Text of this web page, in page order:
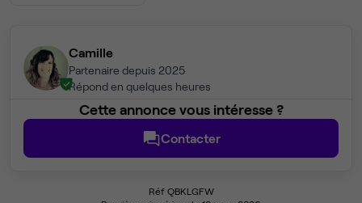
Camille
Partenaire depuis 2025
Répond en quelques heures
Cette annonce vous intéresse ?
Contacter
Réf QBKLGFW